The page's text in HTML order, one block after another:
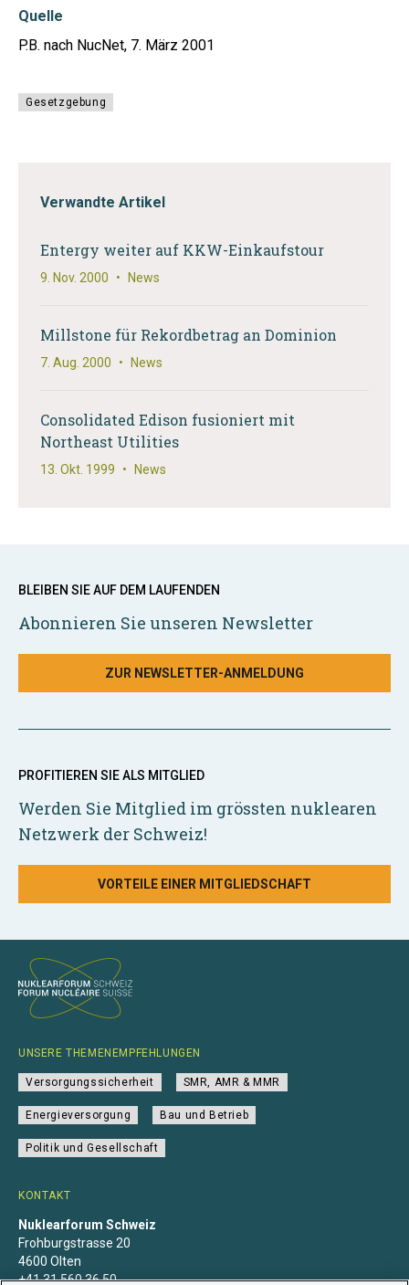
Quelle
P.B. nach NucNet, 7. März 2001
Gesetzgebung
Verwandte Artikel
Entergy weiter auf KKW-Einkaufstour
9. Nov. 2000 • News
Millstone für Rekordbetrag an Dominion
7. Aug. 2000 • News
Consolidated Edison fusioniert mit
Northeast Utilities
13. Okt. 1999 • News
BLEIBEN SIE AUF DEM LAUFENDEN
Abonnieren Sie unseren Newsletter
ZUR NEWSLETTER-ANMELDUNG
PROFITIEREN SIE ALS MITGLIED
Werden Sie Mitglied im grössten nuklearen
Netzwerk der Schweiz!
VORTEILE EINER MITGLIEDSCHAFT
KONTAKT
Nuklearforum Schweiz
Frohburgstrasse 20
4600 Olten
+41 31 560 36 50
UNSERE THEMENEMPFEHLUNGEN
Versorgungssicherheit SMR, AMR & MMR
Energieversorgung Bau und Betrieb
Politik und Gesellschaft